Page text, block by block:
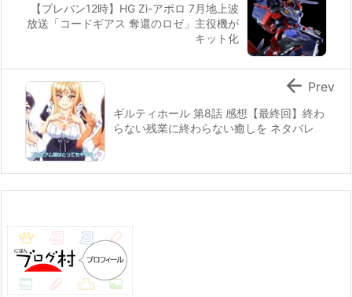
【プレバン12時】HG Zi-アポロ 7月地上波
放送「コードギアス 奪還のロゼ」主役機が
キット化
ギルティホール 第8話 感想【最終回】終わ
らない残業に終わらない癒しを ネタバレ
 Prev